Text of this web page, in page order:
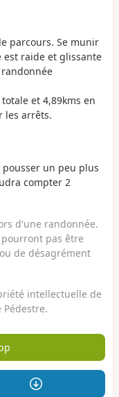
parcours. Se munir
est raide et glissante
et 4,89kms en
les arrêts.
un peu plus
compter 2
d'une randonnée.
pas être
de désagrément
intellectuelle de
Pédestre.